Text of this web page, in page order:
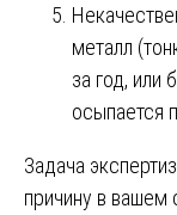
металл
за год, или
осыпается
Задача
причину в вашем